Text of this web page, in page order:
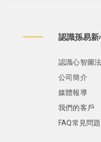
認識孫易
認識心智圖法
公司簡介
媒體報導
我們的客戶
FAQ常見問題